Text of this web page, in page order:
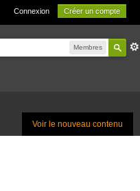
Connexion Créer un compte
Membres
Voir le nouveau contenu